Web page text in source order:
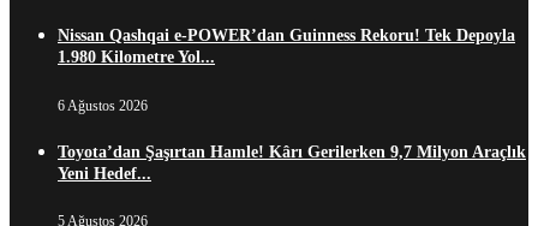
Nissan Qashqai e-POWER’dan Guinness Rekoru! Tek Depoyla
1.980 Kilometre Yol...
6 Ağustos 2026
Toyota’dan Şaşırtan Hamle! Kârı Gerilerken 9,7 Milyon Araçlık
Yeni Hedef...
5 Ağustos 2026